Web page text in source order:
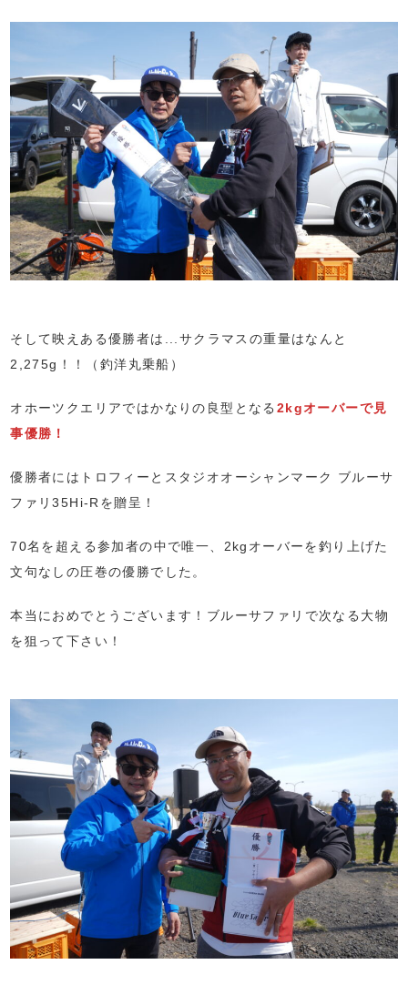
そして映えある優勝者は...サクラマスの重量はなんと
2,275g！！（釣洋丸乗船）
オホーツクエリアではかなりの良型となる 2kgオーバーで見
事優勝！
優勝者にはトロフィーとスタジオオーシャンマーク ブルーサ
ファリ35Hi-Rを贈呈！
70名を超える参加者の中で唯一、2kgオーバーを釣り上げた
文句なしの圧巻の優勝でした。
本当におめでとうございます！ブルーサファリで次なる大物
を狙って下さい！